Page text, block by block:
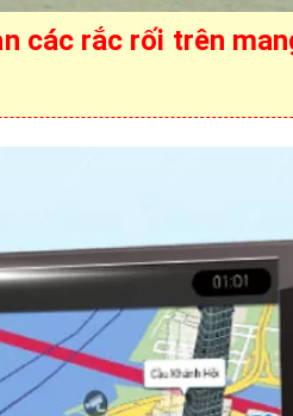
các rắc rối trên